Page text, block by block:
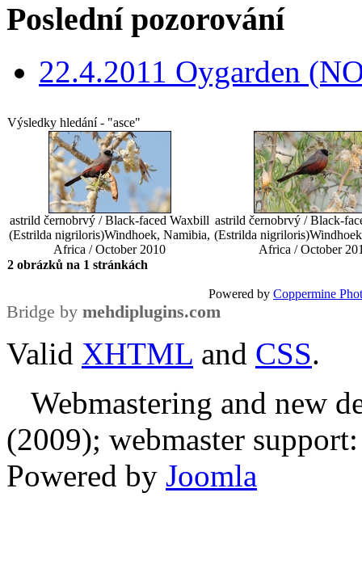
Poslední pozorování
22.4.2011 Oygarden
Výsledky hledání - "asce"
astrild černobrvý / Black-faced Waxbill
(Estrilda nigriloris)Windhoek, Namibia,
Africa / October 2010
astrild černobrvý / Black-
(Estrilda nigriloris)
Africa / October
2 obrázků na 1 stránkách
Powered by Coppermine
Bridge by mehdiplugins.com
Valid XHTML and CSS.
Webmastering and new
(2009); webmaster
Powered by Joomla